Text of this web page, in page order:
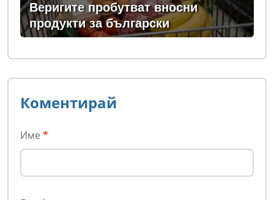
Веригите пробутват вносни
продукти за български
Коментирай
Име *